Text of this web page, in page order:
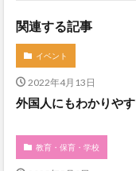
関連する記事
イベント
2022年4月13日
外国人にもわかりや
教育・保育・学校